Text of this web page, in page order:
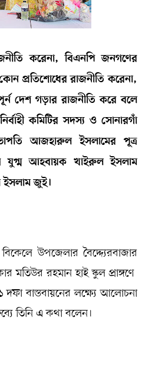
করেনা, বিএনপি জনগণের
প্রতিশোধের রাজনীতি করেনা,
দেশ গড়ার রাজনীতি করে বলে
কমিটির সদস্য ও সোনারগাঁ
আজহারুল ইসলামের পূত্র
যুগ্ম আহবায়ক খাইরুল ইসলাম
ইসলাম জুই।
উপজেলার বৈদ্দ্যেরবাজার
মতিউর রহমান হাই স্কুল প্রাঙ্গণে
বাস্তবায়নের লক্ষ্যে আলোচনা
তিনি এ কথা বলেন।